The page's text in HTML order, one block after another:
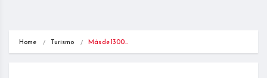
Home Turismo Más de 1300…